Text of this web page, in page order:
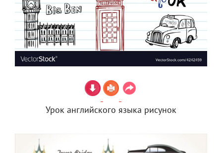
Урок английского языка рисунок